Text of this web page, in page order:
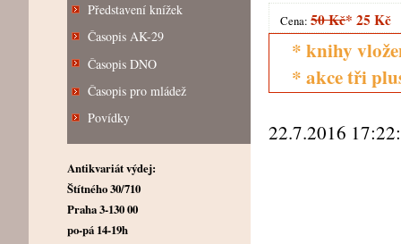
Představení knížek
Časopis AK-29
Časopis DNO
Časopis pro mládež
Povídky
Antikvariát výdej:
Štítného 30/710
Praha 3-130 00
po-pá 14-19h
Cena:50 Kč* 25 Kč
* knihy
* akce tři
22.7.2016